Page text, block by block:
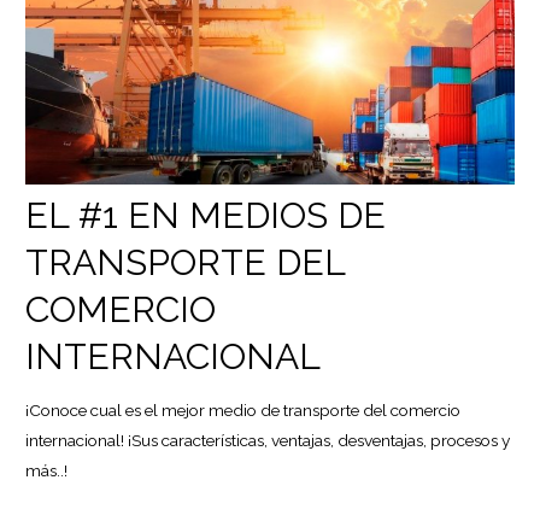
EL #1 EN MEDIOS DE
TRANSPORTE DEL
COMERCIO
INTERNACIONAL
¡Conoce cual es el mejor medio de transporte del comercio
internacional! ¡Sus características, ventajas, desventajas, procesos y
más..!